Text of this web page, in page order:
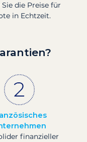
Sie die Preise für
in Echtzeit.
finanzieller